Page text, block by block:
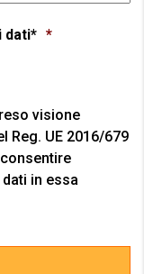
dati* *
visione
Reg. UE 2016/679
in essa